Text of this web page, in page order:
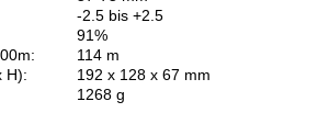
-2.5 bis +2.5
91%
114 m
H):
192 x 128 x 67 mm
1268 g